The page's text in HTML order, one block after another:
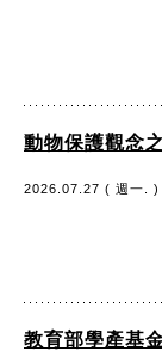
動物保護觀念
2026.07.27 ( 週一. )
教育部學產基